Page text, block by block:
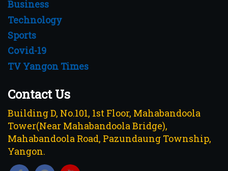
Business
Technology
Sports
Covid-19
TV Yangon Times
Contact Us
Building D, No.101, 1st Floor, Mahabandoola
Tower(Near Mahabandoola Bridge),
Mahabandoola Road, Pazundaung Township,
Yangon.